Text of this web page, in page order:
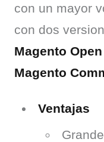
con un mayor
Magento
Magento
Ventajas